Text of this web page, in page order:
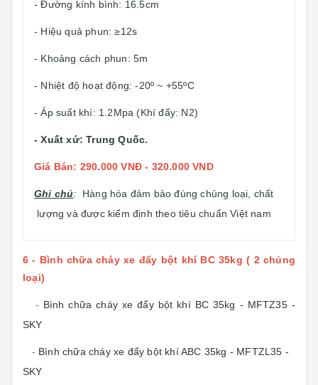
- Đường kính bình: 16.5cm
- Hiệu quả phun: ≥12s
- Khoảng cách phun: 5m
- Nhiệt độ hoạt động: -20º ~ +55ºC
- Áp suất khí: 1.2Mpa (Khí đẩy: N2)
- Xuất xứ: Trung Quốc.
Giá Bán: 290.000 VNĐ - 320.000 VND
Ghi chú: Hàng hóa đảm bảo đúng chủng loại, chất
lượng và được kiểm định theo tiêu chuẩn Việt nam
6 - Bình chữa cháy xe đẩy bột khí BC 35kg ( 2 chủng
loại)
- Bình chữa cháy xe đẩy bột khí BC 35kg - MFTZ35 -
SKY
- Bình chữa cháy xe đẩy bột khí ABC 35kg - MFTZL35 -
SKY